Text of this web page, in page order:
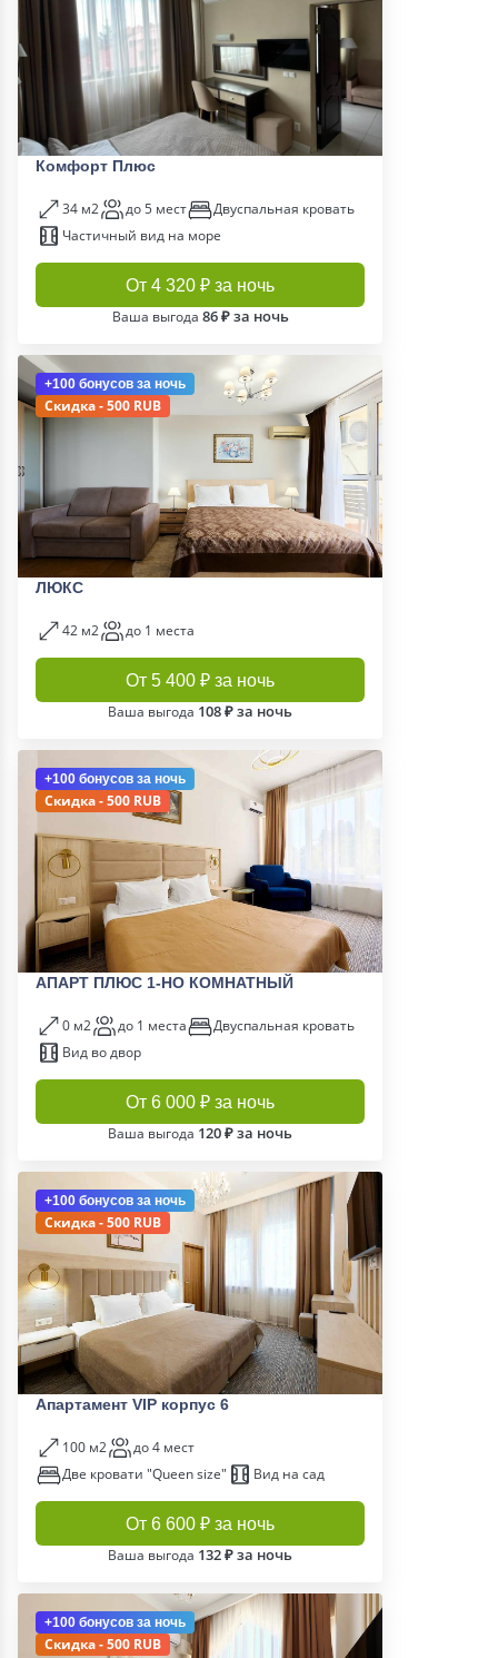
Комфорт Плюс
34 м2 до 5 мест
Двуспальная кровать
Частичный вид на море
От 4 320 ₽ за ночь
Ваша выгода 86 ₽ за ночь
+100 бонусов за ночь
Скидка - 500 RUB
ЛЮКС
42 м2 до 1 места
От 5 400 ₽ за ночь
Ваша выгода 108 ₽ за ночь
+100 бонусов за ночь
Скидка - 500 RUB
АПАРТ ПЛЮС 1-НО КОМНАТНЫЙ
0 м2 до 1 места
Двуспальная кровать
Вид во двор
От 6 000 ₽ за ночь
Ваша выгода 120 ₽ за ночь
+100 бонусов за ночь
Скидка - 500 RUB
Апартамент VIP корпус 6
100 м2
до 4 мест
Две кровати "Queen size"
Вид на сад
От 6 600 ₽ за ночь
Ваша выгода 132 ₽ за ночь
+100 бонусов за ночь
Скидка - 500 RUB